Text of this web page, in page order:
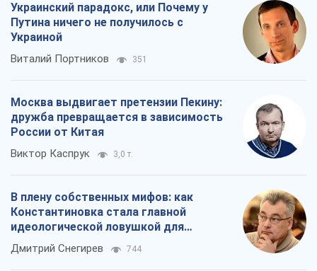
Украинский парадокс, или Почему у
Путина ничего не получилось с
Украиной
Виталий Портников 351
Москва выдвигает претензии Пекину:
дружба превращается в зависимость
России от Китая
Виктор Каспрук 3,0 т.
В плену собственных мифов: как
Константиновка стала главной
идеологической ловушкой для
российских оккупантов
Дмитрий Снегирев 744